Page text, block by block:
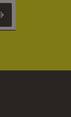
Newsletter